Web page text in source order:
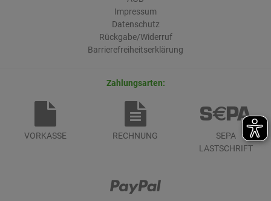
Impressum
Datenschutz
Rückgabe/Widerruf
Barrierefreiheitserklärung
Zahlungsarten:
VORKASSE RECHNUNG
SEPA
LASTSCHRIFT